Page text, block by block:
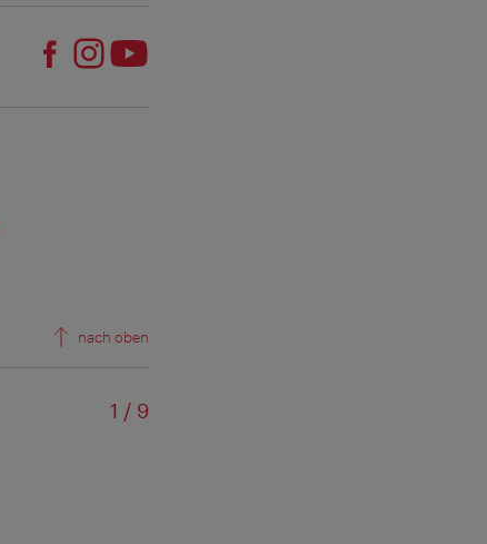
nach oben
1 /von
9